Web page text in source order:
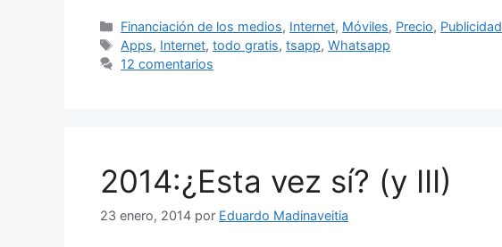
Categorías
Financiación de los medios, Internet, Móviles, Precio, Publicidad
Etiquetas
Apps, Internet,todo gratis,tsapp,Whatsapp
12 comentarios
2014:¿Esta vez sí? (y III)
23 enero, 2014 por Eduardo Madinaveitia